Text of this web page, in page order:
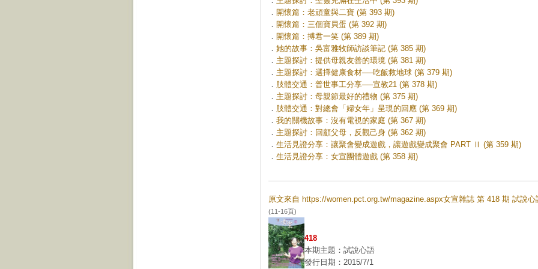
． 開懷篇：老頑童與二寶 (第 393 期)
． 開懷篇：三個寶貝蛋 (第 392 期)
． 開懷篇：搏君一笑 (第 389 期)
． 她的故事：吳富雅牧師訪談筆記 (第 385 期)
． 主題探討：提供母親友善的環境 (第 381 期)
． 主題探討：選擇健康食材──吃飯救地球 (第 379 期)
． 肢體交通：普世事工分享──宣教21 (第 378 期)
． 主題探討：母親節最好的禮物 (第 375 期)
． 肢體交通：對總會「婦女年」呈現的回應 (第 369 期)
． 我的關機故事：沒有電視的家庭 (第 367 期)
． 主題探討：回顧父母，反觀己身 (第 362 期)
． 生活見證分享：讓聚會變成遊戲，讓遊戲變成聚會 PART Ⅱ (第 359 期)
． 生活見證分享：女宣團體遊戲 (第 358 期)
原文來自 https://women.pct.org.tw/magazine.aspx女宣雜誌 第 418 期 試說心
(11-16頁)
418
本期主題：試說心語
發行日期：2015/7/1